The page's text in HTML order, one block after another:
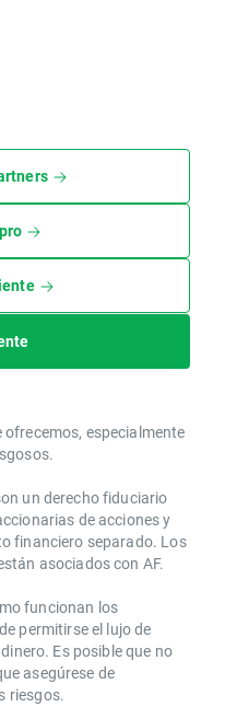
especialmente
un derecho fiduciario
de acciones y
financiero separado. Los
asociados con AF.
funcionan los
permitirse el lujo de
Es posible que no
asegúrese de
riesgos.